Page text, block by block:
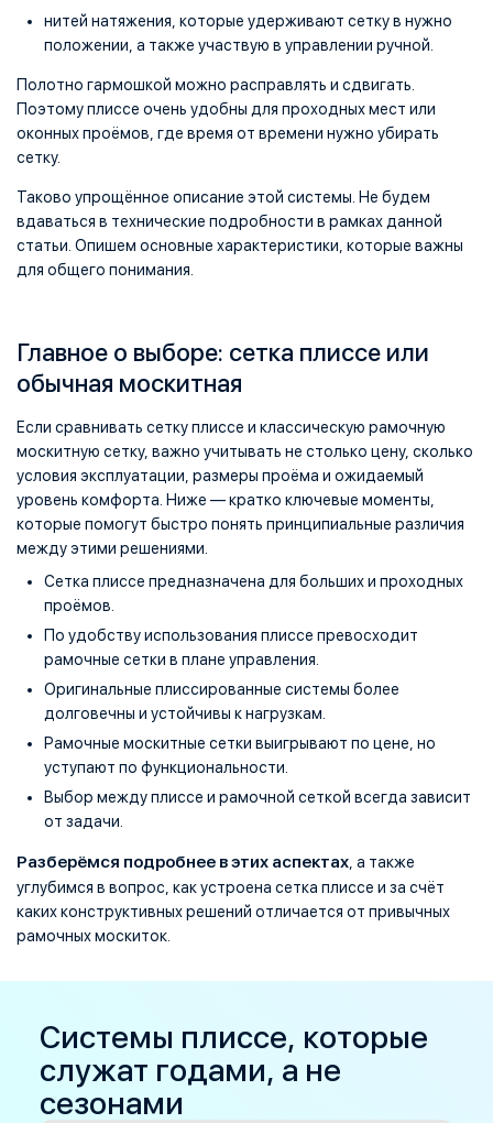
нитей натяжения, которые удерживают сетку в нужно
положении, а также участвую в управлении ручной.
Полотно гармошкой можно расправлять и сдвигать.
Поэтому плиссе очень удобны для проходных мест или
оконных проёмов, где время от времени нужно убирать
сетку.
Таково упрощённое описание этой системы. Не будем
вдаваться в технические подробности в рамках данной
статьи. Опишем основные характеристики, которые важны
для общего понимания.
Главное о выборе: сетка плиссе или
обычная москитная
Если сравнивать сетку плиссе и классическую рамочную
москитную сетку, важно учитывать не столько цену, сколько
условия эксплуатации, размеры проёма и ожидаемый
уровень комфорта. Ниже — кратко ключевые моменты,
которые помогут быстро понять принципиальные различия
между этими решениями.
Сетка плиссе предназначена для больших и проходных
проёмов.
По удобству использования плиссе превосходит
рамочные сетки в плане управления.
Оригинальные плиссированные системы более
долговечны и устойчивы к нагрузкам.
Рамочные москитные сетки выигрывают по цене, но
уступают по функциональности.
Выбор между плиссе и рамочной сеткой всегда зависит
от задачи.
Разберёмся подробнее в этих аспектах , а также
углубимся в вопрос, как устроена сетка плиссе и за счёт
каких конструктивных решений отличается от привычных
рамочных москиток.
Системы плиссе, которые
служат годами, а не
сезонами